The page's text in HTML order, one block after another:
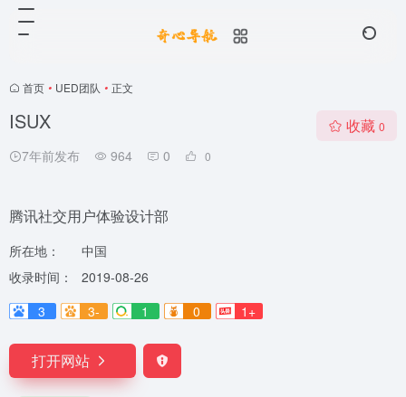
首页 • UED团队 • 正文
ISUX
7年前发布 964 0 0
收藏 0
腾讯社交用户体验设计部
所在地：
中国
收录时间：
2019-08-26
3
3- 1 0 1+
打开网站